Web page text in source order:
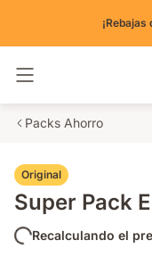
Packs Ahorro
Original
Super Pack
Recalculando el